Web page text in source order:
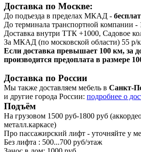
Доставка по Москве:
До подъезда в пределах МКАД -
До терминала транспортной компании -
Доставка внутри ТТК +1000, Садовое
За МКАД (по московской области) 55 р/
Если доставка превышает 100 км, за
производится предоплата в размере
Доставка по России
Мы также доставляем мебель в Санкт-
и другие города России: подробнее о
Подъём
На грузовом 1500 руб-1800 руб
металл.каркасе)
Про пассажирский лифт - уточняйте у
Без лифта : 500...700 руб/этаж